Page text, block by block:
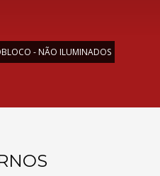
- NÃO ILUMINADOS